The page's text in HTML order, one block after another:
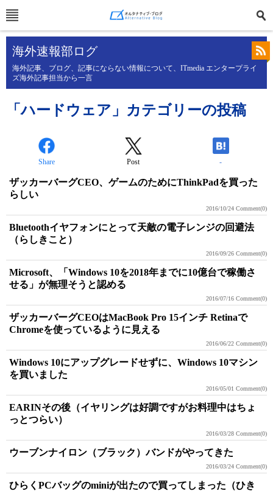
海外速報部ログ
海外記事、ブログ、記事にならない情報について、ITmedia エンタープライ
ズ海外記事担当から一言
「ハードウェア」カテゴリーの投稿
Share Post -
ザッカーバーグCEO、ゲームのためにThinkPadを買った
らしい
2016/10/24 Comment(0)
Bluetoothイヤフォンにとって天敵の電子レンジの回避法
（らしきこと）
2016/09/26 Comment(0)
Microsoft、「Windows 10を2018年までに10億台で稼働さ
せる」が無理そうと認める
2016/07/16 Comment(0)
ザッカーバーグCEOはMacBook Pro 15インチ Retinaで
Chromeを使っているように見える
2016/06/22 Comment(0)
Windows 10にアップグレードせずに、Windows 10マシン
を買いました
2016/05/01 Comment(0)
EARINその後（イヤリングは好調ですがお料理中はちょ
っとつらい）
2016/03/28 Comment(0)
ウーブンナイロン（ブラック）バンドがやってきた
2016/03/24 Comment(0)
ひらくPCバッグのminiが出たので買ってしまった（ひき